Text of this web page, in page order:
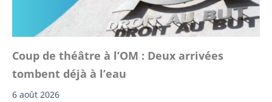
Coup de théâtre à l’OM : Deux arrivées
tombent déjà à l’eau
6 août 2026